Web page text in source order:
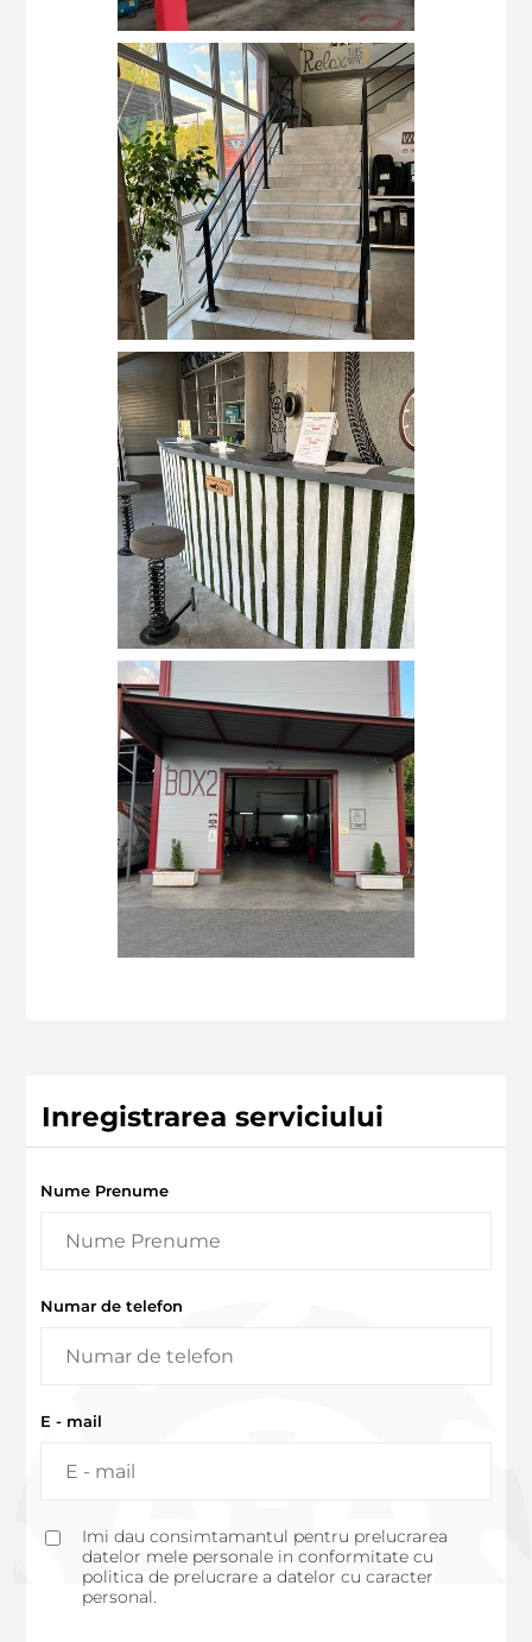
Inregistrarea serviciului
Nume Prenume
Numar de telefon
E - mail
Imi dau consimtamantul pentru prelucrarea
datelor mele personale in conformitate cu
politica de prelucrare a datelor cu caracter
personal.